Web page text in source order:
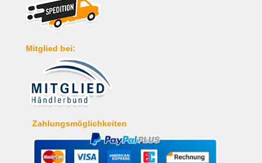
Mitglied bei:
Zahlungsmöglichkeiten